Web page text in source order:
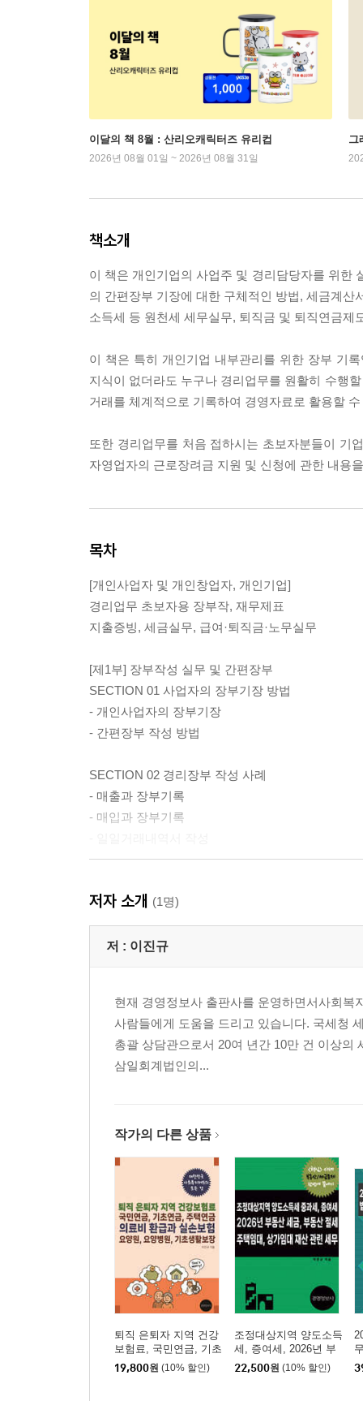
이달의 책 8월 : 산리오캐릭터즈 유리컵
2026년 08월 01일 ~ 2026년 08월 31일
그
책소개
이 책은 개인기업의 사업주 및 경리담당자를 위한
의 간편장부 기장에 대한 구체적인 방법, 세금계
소득세 등 원천세 세무실무, 퇴직금 및 퇴직연금
이 책은 특히 개인기업 내부관리를 위한 장부 기
지식이 없더라도 누구나 경리업무를 원활히 수행
거래를 체계적으로 기록하여 경영자료로 활용할
또한 경리업무를 처음 접하시는 초보자분들이 기
자영업자의 근로장려금 지원 및 신청에 관한 내용
목차
[개인사업자 및 개인창업자, 개인기업]
경리업무 초보자용 장부작, 재무제표
지출증빙, 세금실무, 급여·퇴직금·노무실무
[제1부] 장부작성 실무 및 간편장부
SECTION 01 사업자의 장부기장 방법
- 개인사업자의 장부기장
- 간편장부 작성 방법
SECTION 02 경리장부 작성 사례
- 매출과 장부기록
- 매입과 장부기록
SECTION 01 재무제표 이해
- 재무제표 기초
- 수익과 비용 및 손익계산서
SECTION 02 재무상태표 및 손익게산서 계정과목
- 계정과목
- 재무상태표 계정과목
- 손익계산서 계정과목
SECTION 01 지출에 대한 증빙, 정규영수증 제도
- 정규영수증 개요
- 정규영수증 수취대상거래
- 정규영수증 수취대상이 아닌 경우
SECTION 02 세금계산서 등 영수증 관리
- 세금계산서 관리 및 보관 방법
- 면세 계산서 관리 및 보관 방법
- 신용카드매출전표 관리 및 보관 방법
- 기타 영수증 관리 및 보관 방법
- 사업용계좌(개인사업자 복식부기의무자)
저자 소개 (1명)
저 : 이진규
현재 경영정보사 출판사를 운영하면서사회
사람들에게 도움을 드리고 있습니다. 국세청
총괄 상담관으로서 20여 년간 10만 건 이상
삼일회계법인의...
작가의 다른 상품
퇴직 은퇴자 지역 건강
보험료, 국민연금, 기초
연금, 주택연금, 의료비
환급과 실손보험, 요양
19,800원 (10% 할인)
조정대상지역 양도소득
세, 증여세, 2026년 부
동산 세금, 부동산 절
세, 주택임대, 상가임대
22,500원 (10% 할인)